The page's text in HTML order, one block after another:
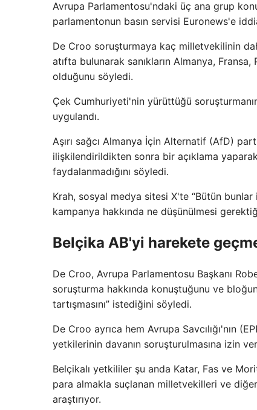
Avrupa Parlamentosu'ndaki üç ana grup
parlamentonun basın servisi Euronews'e
De Croo soruşturmaya kaç milletvekilinin
atıfta bulunarak sanıkların Almanya,
olduğunu söyledi.
Çek Cumhuriyeti'nin yürüttüğü
uygulandı.
Aşırı sağcı Almanya İçin Alternatif (AfD)
ilişkilendirildikten sonra bir açıklama
faydalanmadığını söyledi.
Krah, sosyal medya sitesi X'te “Bütün
kampanya hakkında ne düşünülmesi
Belçika AB'yi harekete
De Croo, Avrupa Parlamentosu Başkanı
soruşturma hakkında konuştuğunu ve
tartışmasını” istediğini söyledi.
De Croo ayrıca hem Avrupa Savcılığı'nın
yetkilerinin davanın soruşturulmasına izin
Belçikalı yetkililer şu anda Katar, Fas ve
para almakla suçlanan milletvekilleri ve
araştırıyor.